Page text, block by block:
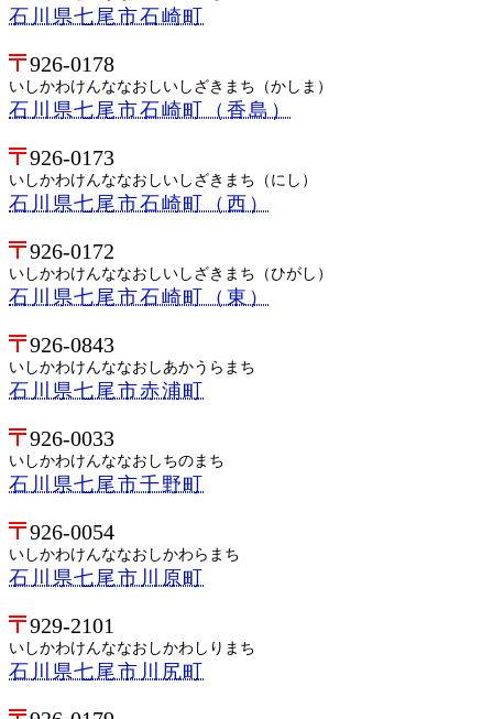
石川県七尾市石崎町
926-0178
いしかわけんななおしいしざきまち（かしま）
石川県七尾市石崎町（香島）
926-0173
いしかわけんななおしいしざきまち（にし）
石川県七尾市石崎町（西）
926-0172
いしかわけんななおしいしざきまち（ひがし）
石川県七尾市石崎町（東）
926-0843
いしかわけんななおしあかうらまち
石川県七尾市赤浦町
926-0033
いしかわけんななおしちのまち
石川県七尾市千野町
926-0054
いしかわけんななおしかわらまち
石川県七尾市川原町
929-2101
いしかわけんななおしかわしりまち
石川県七尾市川尻町